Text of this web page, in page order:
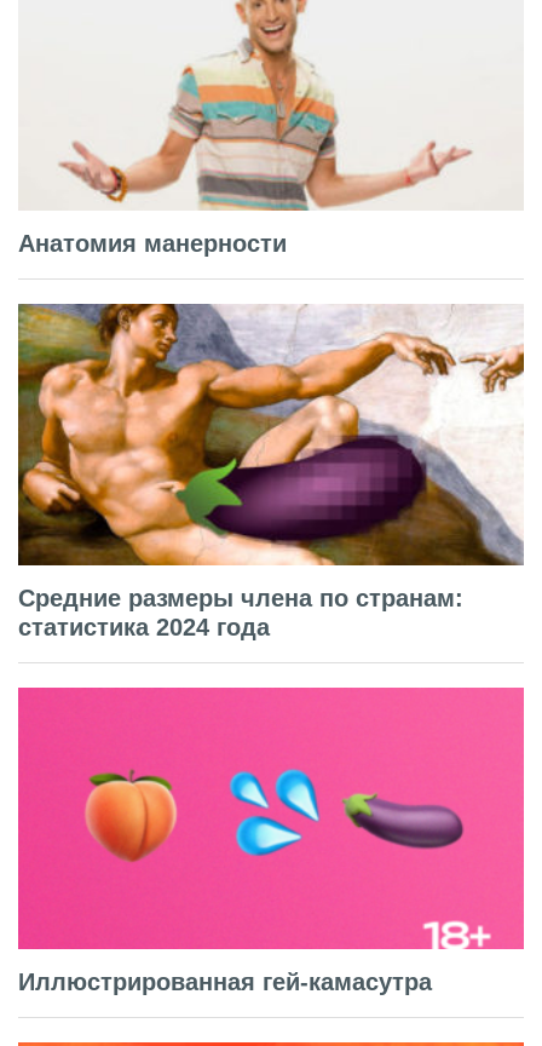
Анатомия манерности
Средние размеры члена по странам:
статистика 2024 года
Иллюстрированная гей-камасутра